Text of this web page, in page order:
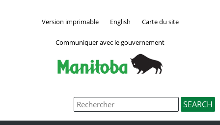
Version imprimable English Carte du site
Communiquer avec le gouvernement